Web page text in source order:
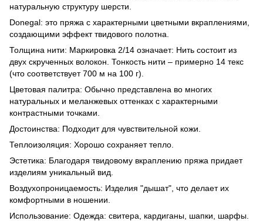
натуральную структуру шерсти.
Donegal: это пряжа с характерными цветными вкраплениями,
создающими эффект твидового полотна.
Толщина нити: Маркировка 2/14 означает: Нить состоит из
двух скрученных волокон. Тонкость нити – примерно 14 текс
(что соответствует 700 м на 100 г).
Цветовая палитра: Обычно представлена ​​во многих
натуральных и меланжевых оттенках с характерными
контрастными точками.
Достоинства: Подходит для чувствительной кожи.
Теплоизоляция: Хорошо сохраняет тепло.
Эстетика: Благодаря твидовому вкраплению пряжа придает
изделиям уникальный вид.
Воздухопроницаемость: Изделия "дышат", что делает их
комфортными в ношении.
Использование: Одежда: свитера, кардиганы, шапки, шарфы.